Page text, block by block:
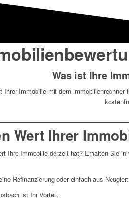
Was ist Ihre
Ihrer Immobilie mit dem
Wert Ihrer
Ihre Immobilie derzeit hat? Erhalten Sie
Refinanzierung oder einfach aus
ist Ihr Vorteil.